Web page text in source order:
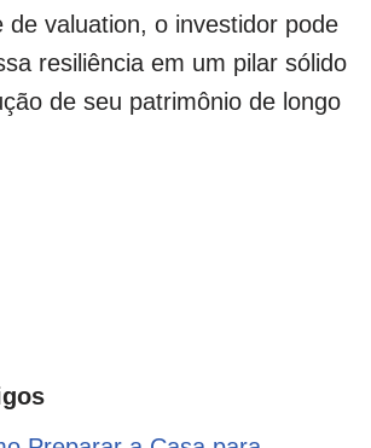
de valuation, o investidor pode
resiliência em um pilar sólido
de seu patrimônio de longo